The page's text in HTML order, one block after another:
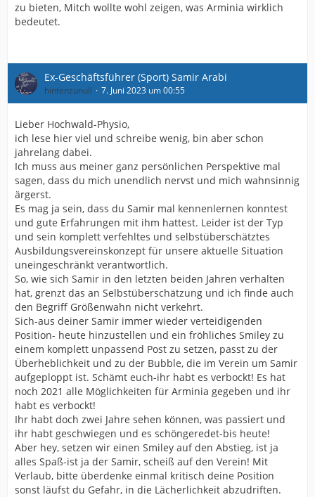
zu bieten, Mitch wollte wohl zeigen, was Arminia wirklich
bedeutet.
Ex-Geschäftsführer (Sport) Samir Arabi
hintenzunull 7. Juni 2023 um 00:55
Lieber Hochwald-Physio,
ich lese hier viel und schreibe wenig, bin aber schon
jahrelang dabei.
Ich muss aus meiner ganz persönlichen Perspektive mal
sagen, dass du mich unendlich nervst und mich wahnsinnig
ärgerst.
Es mag ja sein, dass du Samir mal kennenlernen konntest
und gute Erfahrungen mit ihm hattest. Leider ist der Typ
und sein komplett verfehltes und selbstüberschätztes
Ausbildungsvereinskonzept für unsere aktuelle Situation
uneingeschränkt verantwortlich.
So, wie sich Samir in den letzten beiden Jahren verhalten
hat, grenzt das an Selbstüberschätzung und ich finde auch
den Begriff Größenwahn nicht verkehrt.
Sich-aus deiner Samir immer wieder verteidigenden
Position- heute hinzustellen und ein fröhliches Smiley zu
einem komplett unpassend Post zu setzen, passt zu der
Überheblichkeit und zu der Bubble, die im Verein um Samir
aufgeploppt ist. Schämt euch-ihr habt es verbockt! Es hat
noch 2021 alle Möglichkeiten für Arminia gegeben und ihr
habt es verbockt!
Ihr habt doch zwei Jahre sehen können, was passiert und
ihr habt geschwiegen und es schöngeredet-bis heute!
Aber hey, setzen wir einen Smiley auf den Abstieg, ist ja
alles Spaß-ist ja der Samir, scheiß auf den Verein! Mit
Verlaub, bitte überdenke einmal kritisch deine Position
sonst läufst du Gefahr, in die Lächerlichkeit abzudriften.